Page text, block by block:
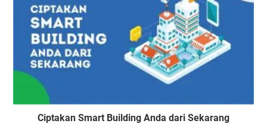
Ciptakan Smart Building Anda dari Sekarang